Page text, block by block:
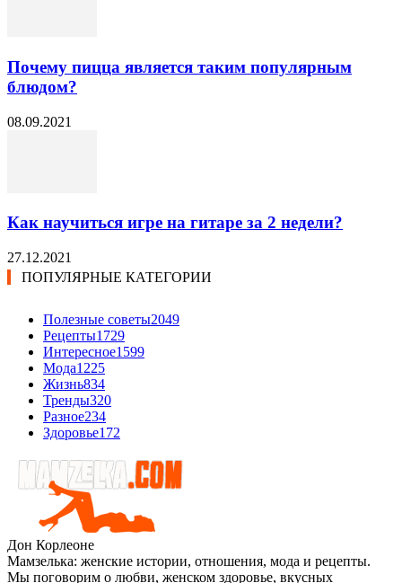
Почему пицца является таким популярным
блюдом?
08.09.2021
Как научиться игре на гитаре за 2 недели?
27.12.2021
ПОПУЛЯРНЫЕ КАТЕГОРИИ
Полезные советы2049
Рецепты1729
Интересное1599
Мода1225
Жизнь834
Тренды320
Разное234
Здоровье172
Дон Корлеоне
Мамзелька: женские истории, отношения, мода и рецепты.
Мы поговорим о любви, женском здоровье, вкусных